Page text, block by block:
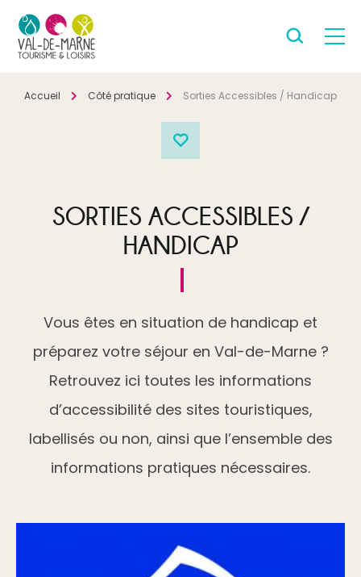
Accueil Côté pratique Sorties Accessibles / Handicap
SORTIES ACCESSIBLES /
HANDICAP
Vous êtes en situation de handicap et
préparez votre séjour en Val-de-Marne ?
Retrouvez ici toutes les informations
d’accessibilité des sites touristiques,
labellisés ou non, ainsi que l’ensemble des
informations pratiques nécessaires.